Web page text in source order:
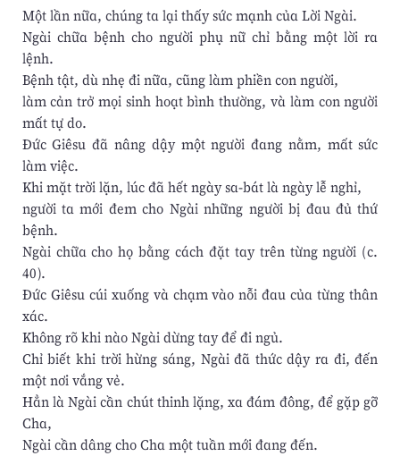
Một lần nữa, chúng ta lại thấy sức mạnh của Lời Ngài.
Ngài chữa bệnh cho người phụ nữ chỉ bằng một lời ra
lệnh.
Bệnh tật, dù nhẹ đi nữa, cũng làm phiền con người,
làm cản trở mọi sinh hoạt bình thường, và làm con người
mất tự do.
Đức Giêsu đã nâng dậy một người đang nằm, mất sức
làm việc.
Khi mặt trời lặn, lúc đã hết ngày sa-bát là ngày lễ nghỉ,
người ta mới đem cho Ngài những người bị đau đủ thứ
bệnh.
Ngài chữa cho họ bằng cách đặt tay trên từng người (c.
40).
Đức Giêsu cúi xuống và chạm vào nỗi đau của từng thân
xác.
Không rõ khi nào Ngài dừng tay để đi ngủ.
Chỉ biết khi trời hừng sáng, Ngài đã thức dậy ra đi, đến
một nơi vắng vẻ.
Hẳn là Ngài cần chút thinh lặng, xa đám đông, để gặp gỡ
Cha,
Ngài cần dâng cho Cha một tuần mới đang đến.